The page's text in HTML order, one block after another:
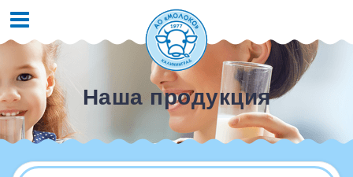
Наша продукция